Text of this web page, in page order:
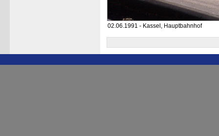
02.06.1991 - Kassel, Hauptbahnhof